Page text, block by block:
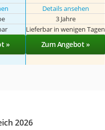
Details ansehen
3 Jahre
Lieferbar in wenigen Tagen
» Zum Angebot »
2026